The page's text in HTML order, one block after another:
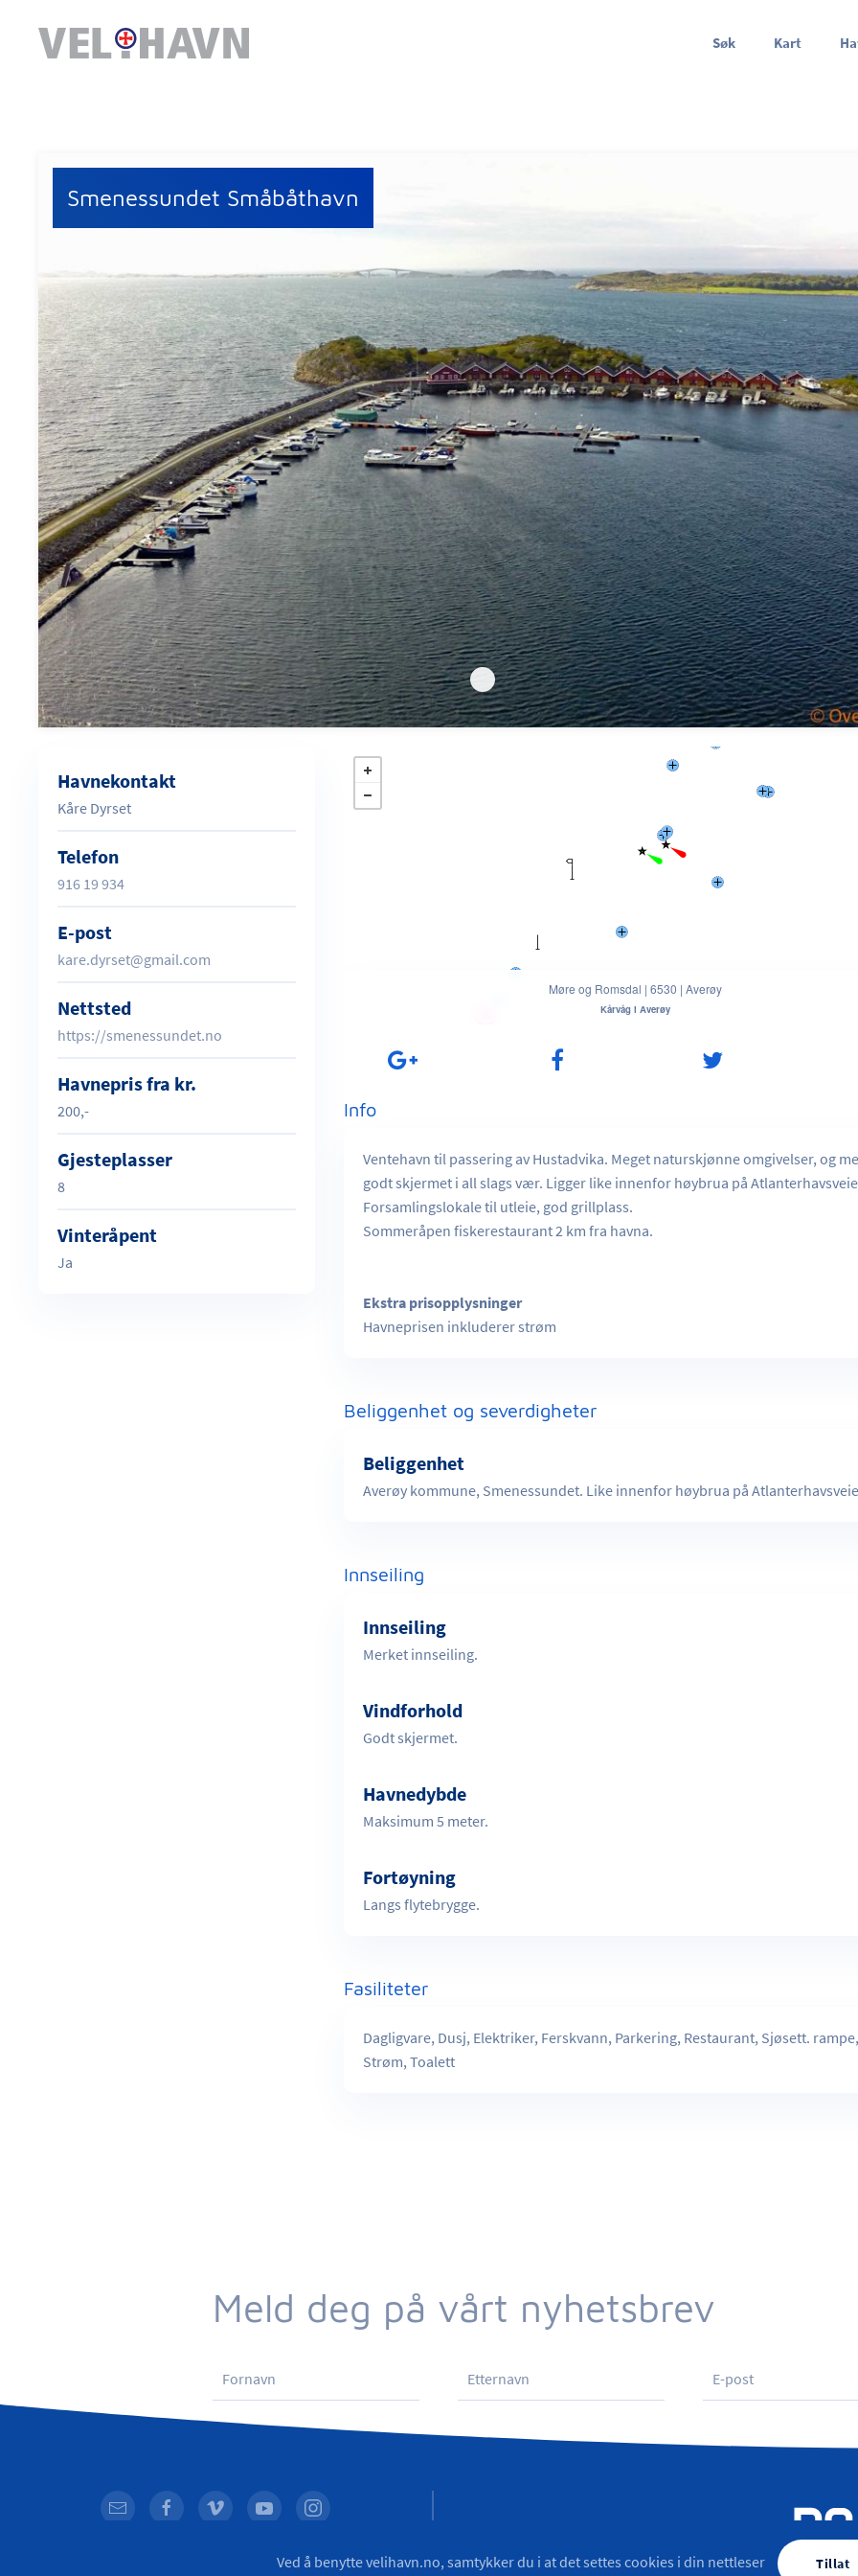
Søk Kart
Smenessundet Småbåthavn
Havnekontakt
Kåre Dyrset
Telefon
916 19 934
E-post
kare.dyrset@gmail.com
Nettsted
https://smenessundet.no
Havnepris fra kr.
200,-
Gjesteplasser
8
Vinteråpent
Ja
Møre og Romsdal | 6530 | Averøy
Kårvåg i Averøy
Info
Ventehavn til passering av Hustadvika. Meget naturskjønne omgivelser, og
godt skjermet i all slags vær. Ligger like innenfor høybrua på
Forsamlingslokale til utleie, god grillplass.
Sommeråpen fiskerestaurant 2 km fra havna.
Ekstra prisopplysninger
Havneprisen inkluderer strøm
Beliggenhet og severdigheter
Beliggenhet
Averøy kommune, Smenessundet. Like innenfor høybrua på
Innseiling
Innseiling
Merket innseiling.
Vindforhold
Godt skjermet.
Havnedybde
Maksimum 5 meter.
Fortøyning
Langs flytebrygge.
Fasiliteter
Dagligvare, Dusj, Elektriker, Ferskvann, Parkering, Restaurant, Sjøsett.
Strøm, Toalett
Meld deg på vårt nyhetsbrev
Ved å benytte velihavn.no, samtykker du i at det settes cookies i din nettleser Tillat